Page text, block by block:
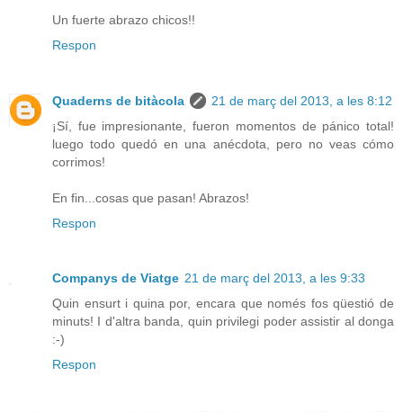
Un fuerte abrazo chicos!!
Respon
Quaderns de bitàcola
21 de març del 2013, a les 8:12
¡Sí, fue impresionante, fueron momentos de pánico total!
luego todo quedó en una anécdota, pero no veas cómo
corrimos!
En fin...cosas que pasan! Abrazos!
Respon
Companys de Viatge 21 de març del 2013, a les 9:33
Quin ensurt i quina por, encara que només fos qüestió de
minuts! I d'altra banda, quin privilegi poder assistir al donga
:-)
Respon